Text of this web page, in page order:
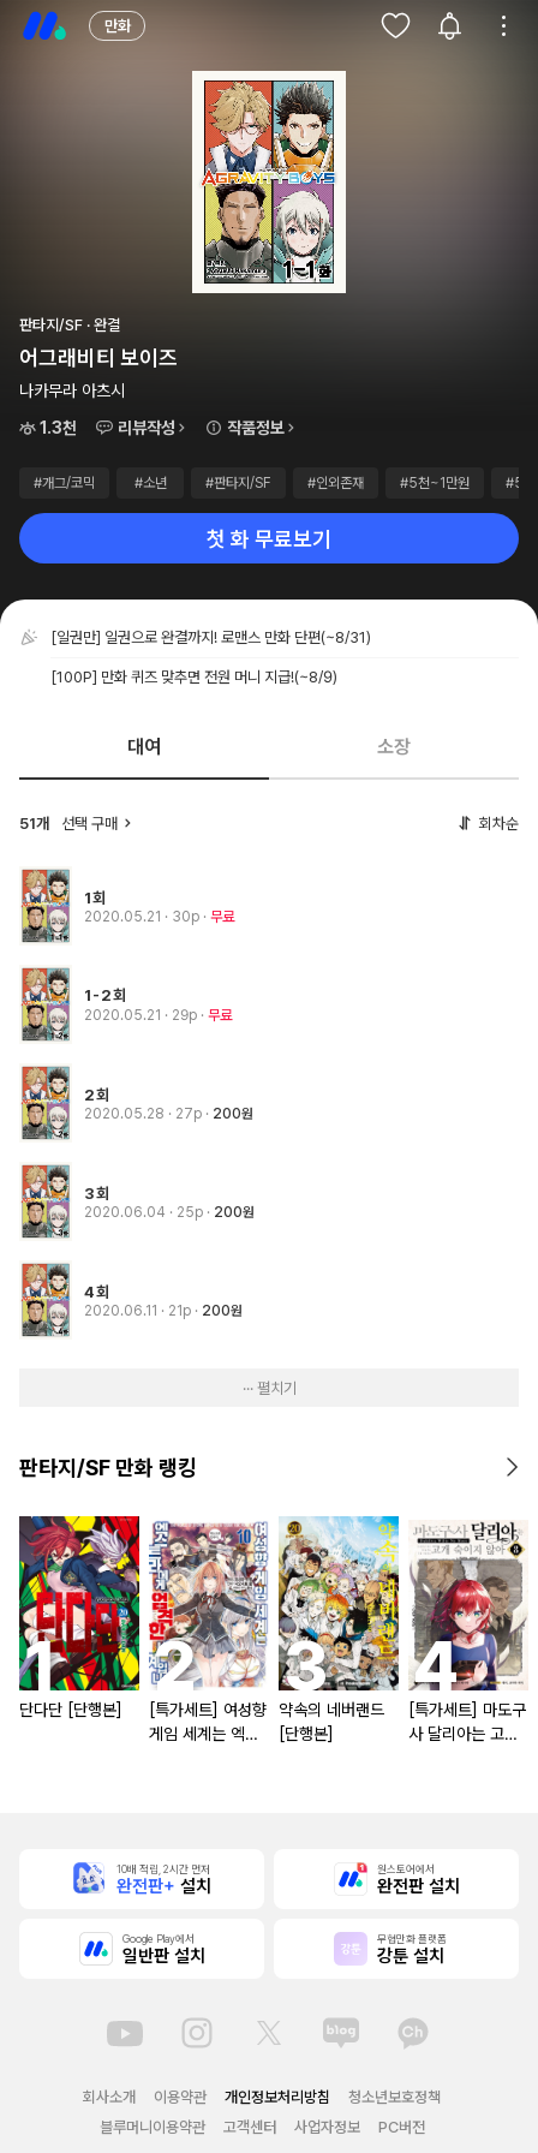
만화
판타지/SF · 완결
어그래비티 보이즈
나카무라 아츠시
1.3천
리뷰작성 작품정보
#개그/코믹 #소년 #판타지/SF #인외존재 #5천~1만원 #50
첫 화 무료보기
[일권만] 일권으로 완결까지! 로맨스 만화 단편(~8/31)
[100P] 만화 퀴즈 맞추면 전원 머니 지급!(~8/9)
대여 소장
51개 선택 구매 회차순
1회
2020.05.21 · 30p 무료
1-2회
2020.05.21 · 29p 무료
2회
2020.05.28 · 27p 200원
3회
2020.06.04 · 25p 200원
4회
2020.06.11 · 21p 200원
··· 펼치기
판타지/SF 만화 랭킹
단다단 [단행본]
[특가세트] 여성향
게임 세계는 엑스
약속의 네버랜드
[단행본]
[특가세트] 마도구
사 달리아는 고개
10배 적립, 2시간 먼저
완전판+ 설치
원스토어에서
완전판 설치
Google Play에서
일반판 설치
무협만화 플랫폼
강툰 설치
회사소개 이용약관 개인정보처리방침
청소년보호정책
블루머니이용약관
고객센터 사업자정보 PC버전